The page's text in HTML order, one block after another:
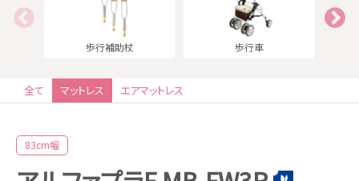
歩行補助杖 歩行車
全て マットレス エアマットレス
83cm幅